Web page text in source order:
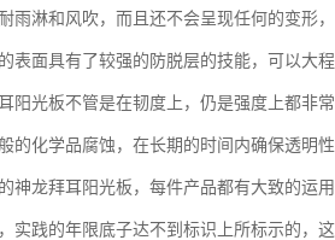
雨淋和风吹，而且还不会呈现任何的变形，
表面具有了较强的防脱层的技能，可以大
阳光板不管是在韧度上，仍是强度上都非
的化学品腐蚀，在长期的时间内确保透明
神龙拜耳阳光板，每件产品都有大致的运
实践的年限底子达不到标识上所标示的，